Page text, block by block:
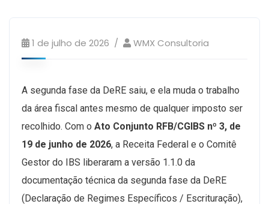
1 de julho de 2026 WMX Consultoria
A segunda fase da DeRE saiu, e ela muda o trabalho
da área fiscal antes mesmo de qualquer imposto ser
recolhido. Com o Ato Conjunto RFB/CGIBS nº 3, de
19 de junho de 2026, a Receita Federal e o Comitê
Gestor do IBS liberaram a versão 1.1.0 da
documentação técnica da segunda fase da DeRE
(Declaração de Regimes Específicos / Escrituração),